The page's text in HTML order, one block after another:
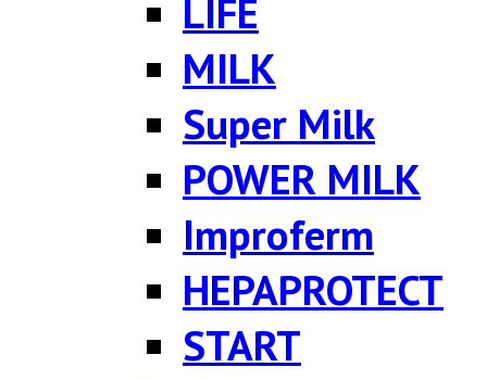
LIFE
MILK
Super Milk
POWER MILK
Improferm
HEPAPROTECT
START